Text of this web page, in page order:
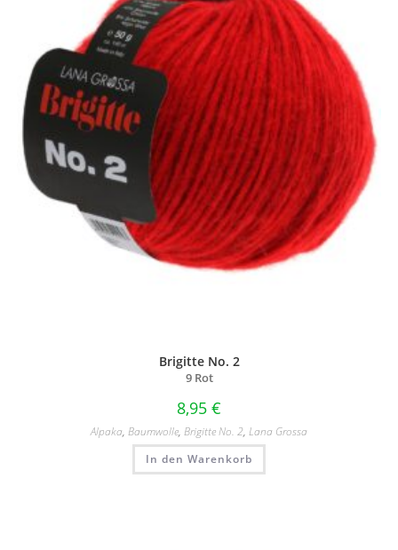
Brigitte No. 2
9 Rot
8,95 €
Alpaka, Baumwolle, Brigitte No. 2, Lana Grossa
In den Warenkorb